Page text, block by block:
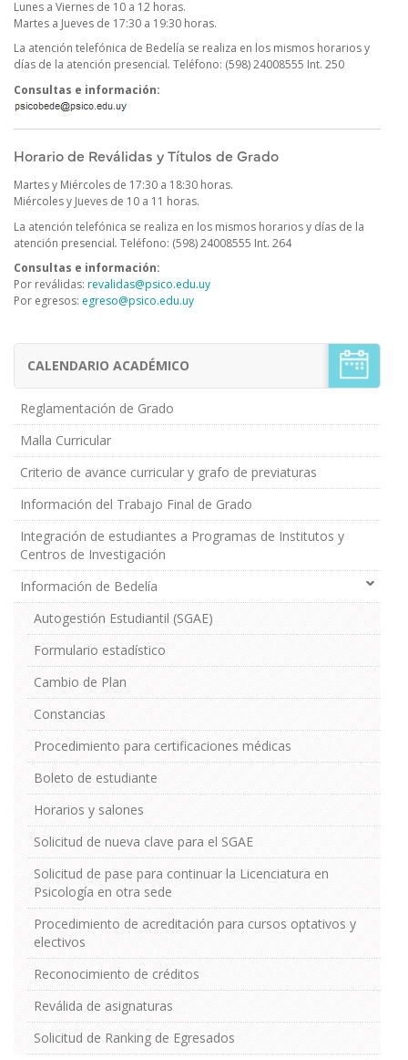
Lunes a Viernes de 10 a 12 horas.
Martes a Jueves de 17:30 a 19:30 horas.
La atención telefónica de Bedelía se realiza en los mismos horarios y
días de la atención presencial. Teléfono: (598) 24008555 Int. 250
Consultas e información:
Horario de Reválidas y Títulos de Grado
Martes y Miércoles de 17:30 a 18:30 horas.
Miércoles y Jueves de 10 a 11 horas.
La atención telefónica se realiza en los mismos horarios y días de la
atención presencial. Teléfono: (598) 24008555 Int. 264
Consultas e información:
Por reválidas: revalidas@psico.edu.uy
Por egresos: egreso@psico.edu.uy
Menú
Estudiantes
de
Grado
CALENDARIO ACADÉMICO
Reglamentación de Grado
Malla Curricular
Criterio de avance curricular y grafo de previaturas
Información del Trabajo Final de Grado
Integración de estudiantes a Programas de Institutos y
Centros de Investigación
Información de Bedelía
Autogestión Estudiantil (SGAE)
Formulario estadístico
Cambio de Plan
Constancias
Procedimiento para certificaciones médicas
Boleto de estudiante
Horarios y salones
Solicitud de nueva clave para el SGAE
Solicitud de pase para continuar la Licenciatura en
Psicología en otra sede
Procedimiento de acreditación para cursos optativos y
electivos
Reconocimiento de créditos
Reválida de asignaturas
Solicitud de Ranking de Egresados